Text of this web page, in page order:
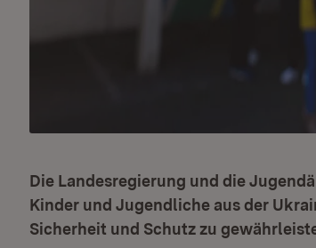
Die Landesregierung und die
Kinder und Jugendliche aus der
Sicherheit und Schutz zu